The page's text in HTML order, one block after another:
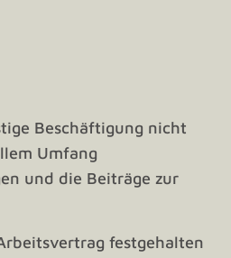
Beschäftigung nicht
Umfang
und die Beiträge zur
festgehalten